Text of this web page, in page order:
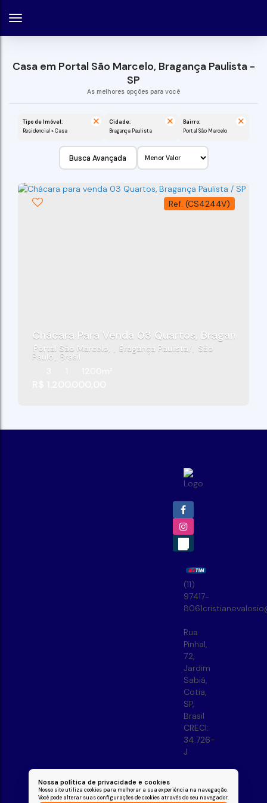
Nossa política de privacidade e cookies
Nosso site utiliza cookies para melhorar a sua experiência na navegação.
Você pode alterar suas configurações de cookies através do seu navegador.
Casa em Portal São Marcelo, Bragança Paulista -
SP
Tipo de Imóvel:
Residencial » Casa
Cidade:
Bragança Paulista
Bairro:
Portal São Marcelo
Busca Avançada
(CS4244V)
Chácara Para Venda 03 Quartos, Bragança
Portal São Marcelo Bragança Paulista São
Paulo
Brasil
(11)
97417-
8061
Rua
Pinhal,
72,
Jardim
Sabiá,
Cotia,
SP,
Brasil
CRECI:
34.726-
J